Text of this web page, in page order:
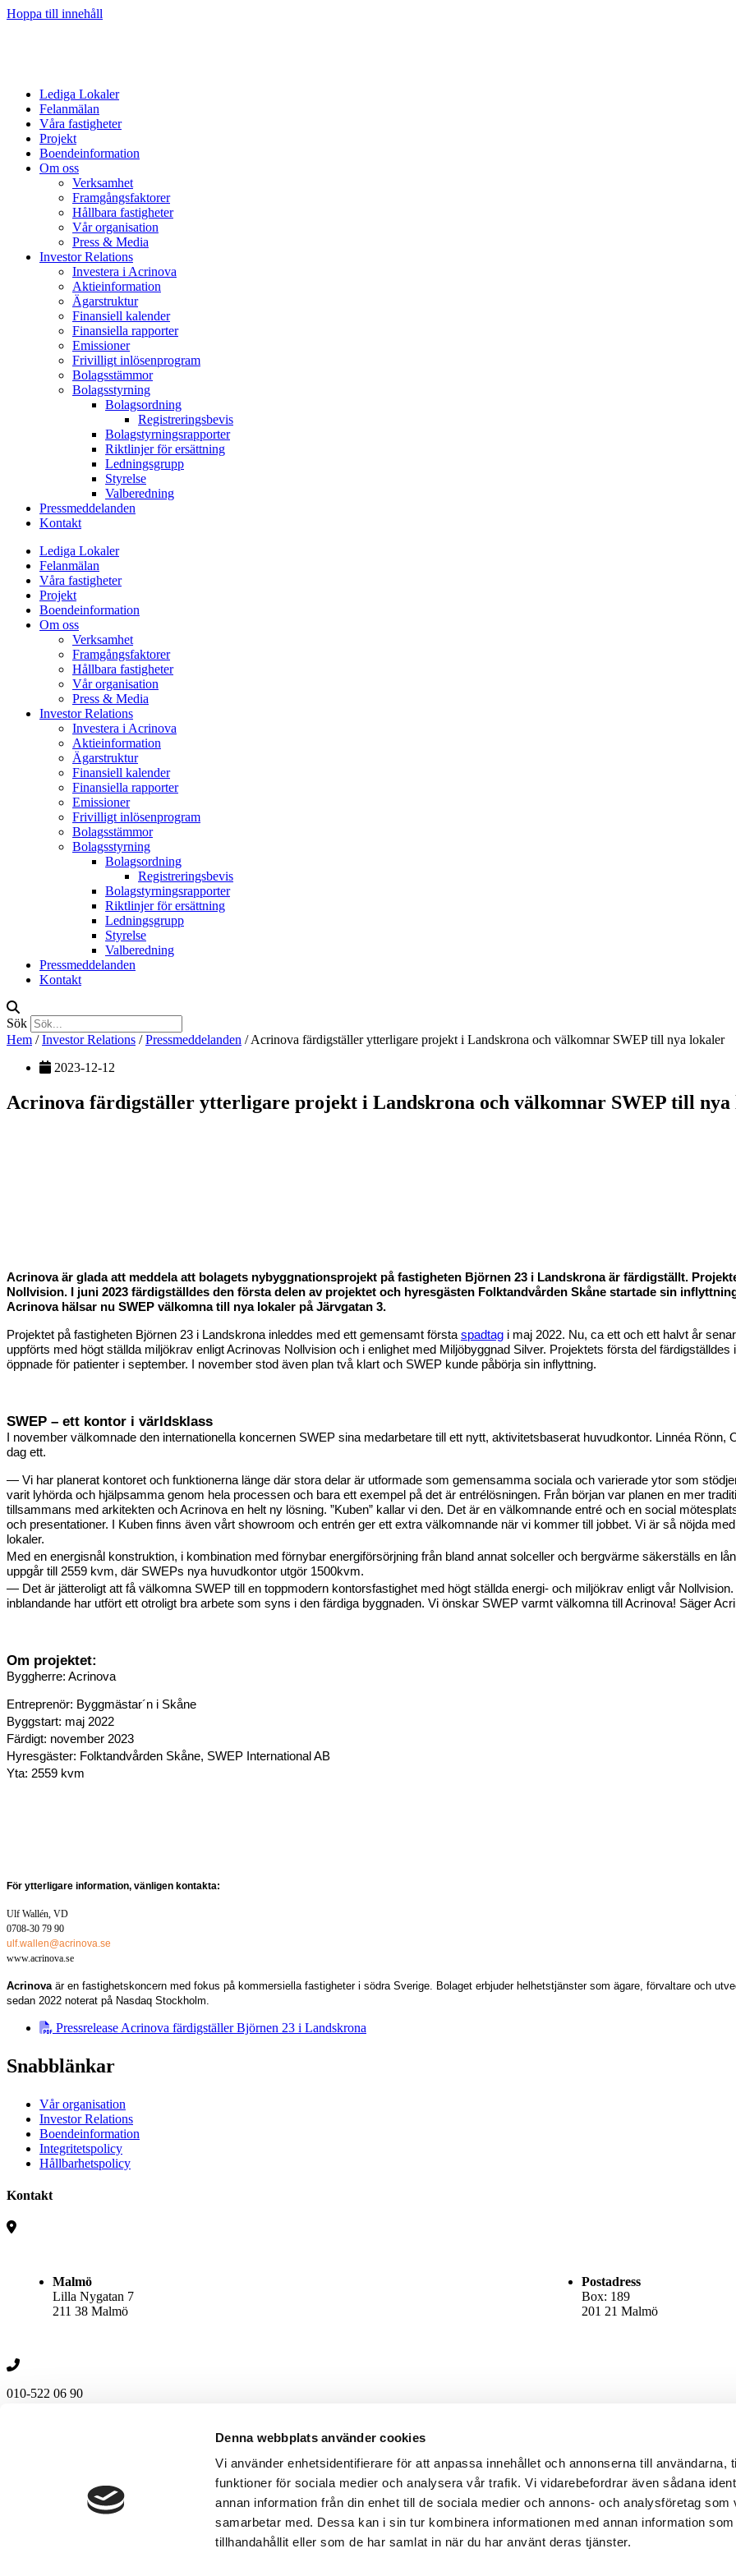
Denna webbplats använder cookies
Vi använder enhetsidentifierare för att anpassa innehållet och annonserna till användarna,
funktioner för sociala medier och analysera vår trafik. Vi vidarebefordrar även sådana
annan information från din enhet till de sociala medier och annons- och analysföretag som
samarbetar med. Dessa kan i sin tur kombinera informationen med annan information
tillhandahållit eller som de har samlat in när du har använt deras tjänster.
Hoppa till innehåll
Lediga Lokaler
Felanmälan
Våra fastigheter
Projekt
Boendeinformation
Om oss
Verksamhet
Framgångsfaktorer
Hållbara fastigheter
Vår organisation
Press & Media
Investor Relations
Investera i Acrinova
Aktieinformation
Ägarstruktur
Finansiell kalender
Finansiella rapporter
Emissioner
Frivilligt inlösenprogram
Bolagsstämmor
Bolagsstyrning
Bolagsordning
Registreringsbevis
Bolagstyrningsrapporter
Riktlinjer för ersättning
Ledningsgrupp
Styrelse
Valberedning
Pressmeddelanden
Kontakt
Lediga Lokaler
Felanmälan
Våra fastigheter
Projekt
Boendeinformation
Om oss
Verksamhet
Framgångsfaktorer
Hållbara fastigheter
Vår organisation
Press & Media
Investor Relations
Investera i Acrinova
Aktieinformation
Ägarstruktur
Finansiell kalender
Finansiella rapporter
Emissioner
Frivilligt inlösenprogram
Bolagsstämmor
Bolagsstyrning
Bolagsordning
Registreringsbevis
Bolagstyrningsrapporter
Riktlinjer för ersättning
Ledningsgrupp
Styrelse
Valberedning
Pressmeddelanden
Kontakt
Sök
Hem /Investor Relations /Pressmeddelanden /Acrinova färdigställer ytterligare projekt i Landskrona och välkomnar SWEP till nya lokaler
2023-12-12
Acrinova färdigställer ytterligare projekt i Landskrona och välkomnar SWEP till
Acrinova är glada att meddela att bolagets nybyggnationsprojekt på fastigheten Björnen 23 i Landskrona är färdigställt.
Nollvision. I juni 2023 färdigställdes den första delen av projektet och hyresgästen Folktandvården Skåne startade sin
Acrinova hälsar nu SWEP välkomna till nya lokaler på Järvgatan 3.
Projektet på fastigheten Björnen 23 i Landskrona inleddes med ett gemensamt första spadtag i maj 2022. Nu, ca ett och ett halvt år
uppförts med högt ställda miljökrav enligt Acrinovas Nollvision och i enlighet med Miljöbyggnad Silver. Projektets första del färdigställdes i
öppnade för patienter i september. I november stod även plan två klart och SWEP kunde påbörja sin inflyttning.
SWEP – ett kontor i världsklass
I november välkomnade den internationella koncernen SWEP sina medarbetare till ett nytt, aktivitetsbaserat huvudkontor. Linnéa
dag ett.
— Vi har planerat kontoret och funktionerna länge där stora delar är utformade som gemensamma sociala och varierade ytor som
varit lyhörda och hjälpsamma genom hela processen och bara ett exempel på det är entrélösningen. Från början var planen en mer
tillsammans med arkitekten och Acrinova en helt ny lösning. ”Kuben” kallar vi den. Det är en välkomnande entré och en social
och presentationer. I Kuben finns även vårt showroom och entrén ger ett extra välkomnande när vi kommer till jobbet. Vi är så nöjda
lokaler.
Med en energisnål konstruktion, i kombination med förnybar energiförsörjning från bland annat solceller och bergvärme säkerställs en
uppgår till 2559 kvm, där SWEPs nya huvudkontor utgör 1500kvm.
— Det är jätteroligt att få välkomna SWEP till en toppmodern kontorsfastighet med högt ställda energi- och miljökrav enligt vår
inblandande har utfört ett otroligt bra arbete som syns i den färdiga byggnaden. Vi önskar SWEP varmt välkomna till Acrinova! Säger
Om projektet:
Byggherre: Acrinova
Entreprenör: Byggmästar´n i Skåne
Byggstart: maj 2022
Färdigt: november 2023
Hyresgäster: Folktandvården Skåne, SWEP International AB
Yta: 2559 kvm
För ytterligare information, vänligen kontakta:
Ulf Wallén, VD
0708-30 79 90
ulf.wallen@acrinova.se
www.acrinova.se
Acrinova är en fastighetskoncern med fokus på kommersiella fastigheter i södra Sverige. Bolaget erbjuder helhetstjänster som ägare, förvaltare och
sedan 2022 noterat på Nasdaq Stockholm.
Pressrelease Acrinova färdigställer Björnen 23 i Landskrona
Snabblänkar
Vår organisation
Investor Relations
Boendeinformation
Integritetspolicy
Hållbarhetspolicy
Kontakt
Malmö
Lilla Nygatan 7
211 38 Malmö
Postadress
Box: 189
201 21 Malmö
010-522 06 90
Kontakta oss
010-522 06 90